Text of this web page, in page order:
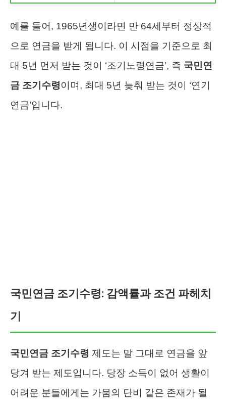
예를 들어, 1965년생이라면 만 64세부터 정상적
으로 연금을 받게 됩니다. 이 시점을 기준으로 최
대 5년 먼저 받는 것이 ‘조기노령연금’, 즉 국민연
금 조기수령이며, 최대 5년 늦춰 받는 것이 ‘연기
연금’입니다.
국민연금 조기수령: 감액률과 조건 파헤치
기
국민연금 조기수령 제도는 말 그대로 연금을 앞
당겨 받는 제도입니다. 당장 소득이 없어 생활이
어려운 분들에게는 가뭄의 단비 같은 존재가 될